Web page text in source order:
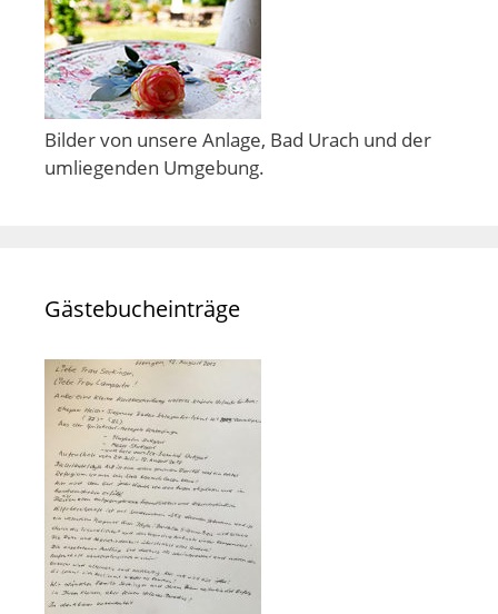
Bilder von unsere Anlage, Bad Urach und der
umliegenden Umgebung.
Gästebucheinträge